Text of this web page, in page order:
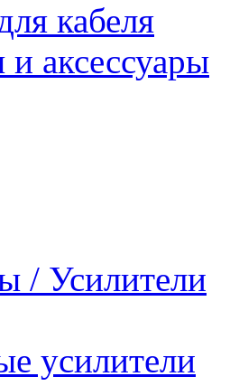
кабеля
аксессуары
/ Усилители
усилители